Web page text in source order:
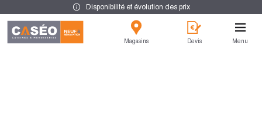
Disponibilité et évolution des prix
Magasins Devis Menu